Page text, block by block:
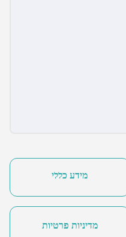
מידע כללי
מדיניות פרטיות